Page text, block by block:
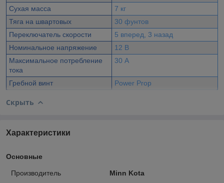
Сухая масса
7 кг
Тяга на швартовых
30 фунтов
Переключатель скорости
5 вперед, 3 назад
Номинальное напряжение
12 В
Максимальное потребление
тока
30 А
Гребной винт Power Prop
Скрыть
Характеристики
Основные
Производитель
Minn Kota